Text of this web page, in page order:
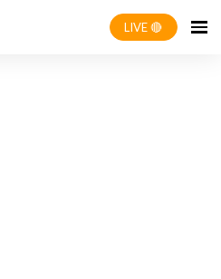
LIVE 🔴